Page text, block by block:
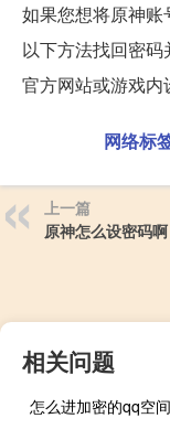
如果您想将原神
以下方法找回密
官方网站或游戏内
网络标
上一篇
原神怎么设密码啊
相关问题